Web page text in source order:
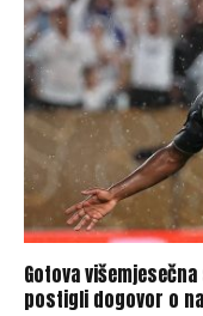
Gotova
postigli dogovor o